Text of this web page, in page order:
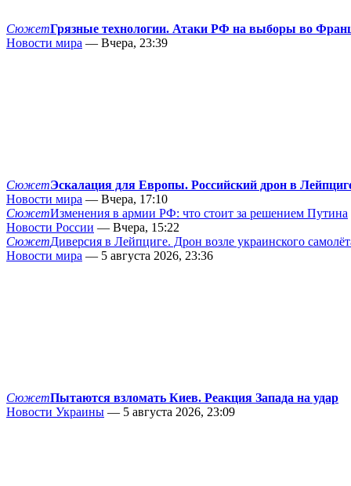
СюжетГрязные технологии. Атаки РФ на выборы во
Новости мира — Вчера, 23:39
СюжетЭскалация для Европы. Российский дрон в
Новости мира — Вчера, 17:10
СюжетИзменения в армии РФ: что стоит за решением Путина
Новости России — Вчера, 15:22
СюжетДиверсия в Лейпциге. Дрон возле украинского
Новости мира — 5 августа 2026, 23:36
СюжетПытаются взломать Киев. Реакция Запада на удар
Новости Украины — 5 августа 2026, 23:09